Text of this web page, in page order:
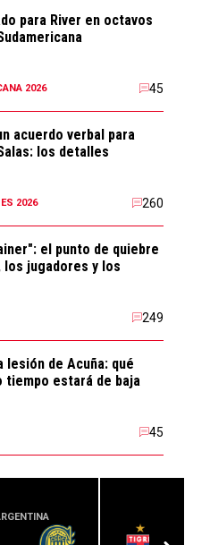
para River en octavos
2026 45
acuerdo verbal para
los detalles
2026 260
el punto de quiebre
jugadores y los
249
lesión de Acuña: qué
tiempo estará de baja
45